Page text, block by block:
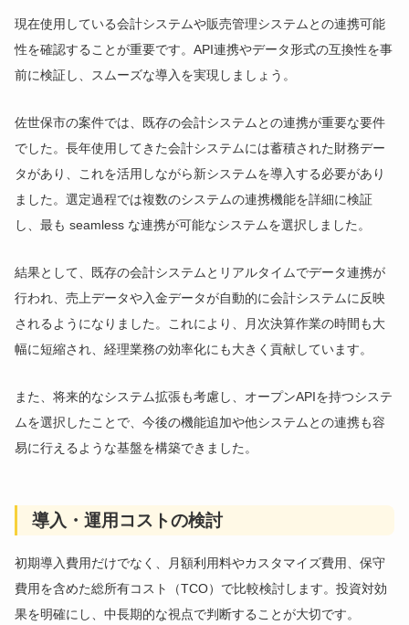
現在使用している会計システムや販売管理システムとの連携可能
性を確認することが重要です。API連携やデータ形式の互換性を事
前に検証し、スムーズな導入を実現しましょう。
佐世保市の案件では、既存の会計システムとの連携が重要な要件
でした。長年使用してきた会計システムには蓄積された財務デー
タがあり、これを活用しながら新システムを導入する必要があり
ました。選定過程では複数のシステムの連携機能を詳細に検証
し、最も seamless な連携が可能なシステムを選択しました。
結果として、既存の会計システムとリアルタイムでデータ連携が
行われ、売上データや入金データが自動的に会計システムに反映
されるようになりました。これにより、月次決算作業の時間も大
幅に短縮され、経理業務の効率化にも大きく貢献しています。
また、将来的なシステム拡張も考慮し、オープンAPIを持つシステ
ムを選択したことで、今後の機能追加や他システムとの連携も容
易に行えるような基盤を構築できました。
導入・運用コストの検討
初期導入費用だけでなく、月額利用料やカスタマイズ費用、保守
費用を含めた総所有コスト（TCO）で比較検討します。投資対効
果を明確にし、中長期的な視点で判断することが大切です。